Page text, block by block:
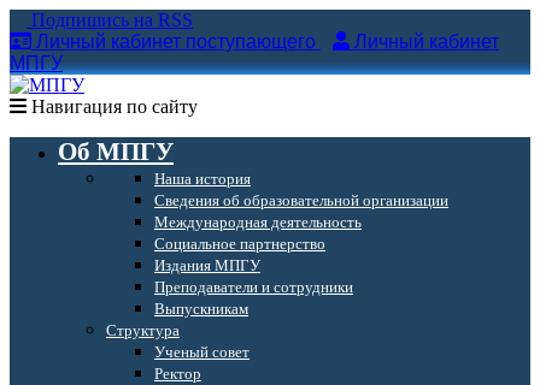
Подпишись на RSS
Личный кабинет поступающего
Личный кабинет
МПГУ
Навигация по сайту
Об МПГУ
Наша история
Сведения об образовательной организации
Международная деятельность
Социальное партнерство
Издания МПГУ
Преподаватели и сотрудники
Выпускникам
Структура
Ученый совет
Ректор